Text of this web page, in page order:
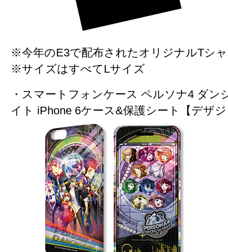
※今年のE3で配布されたオリジナルTシ
※サイズはすべてLサイズ
・スマートフォンケース ペルソナ4 ダン
イト iPhone 6ケース&保護シート【デザ